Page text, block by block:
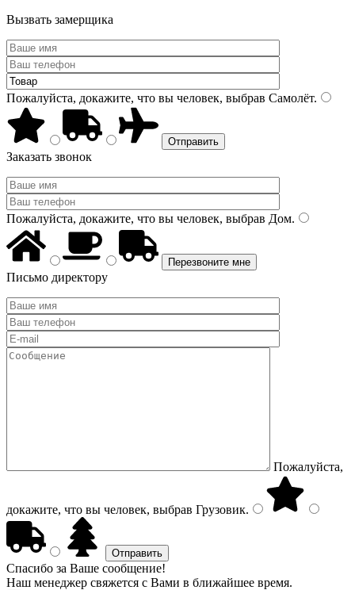
Вызвать замерщика
Пожалуйста, докажите, что вы человек, выбрав Самолёт.
Заказать звонок
Пожалуйста, докажите, что вы человек, выбрав Дом.
Письмо директору
Пожалуйста,
докажите, что вы человек, выбрав Грузовик.
Спасибо за Ваше сообщение!
Наш менеджер свяжется с Вами в ближайшее время.